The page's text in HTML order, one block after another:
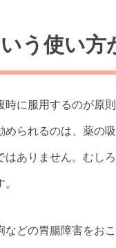
う使い方
に服用するのが原
められるのは、薬の
はありません。むし
などの胃腸障害をお